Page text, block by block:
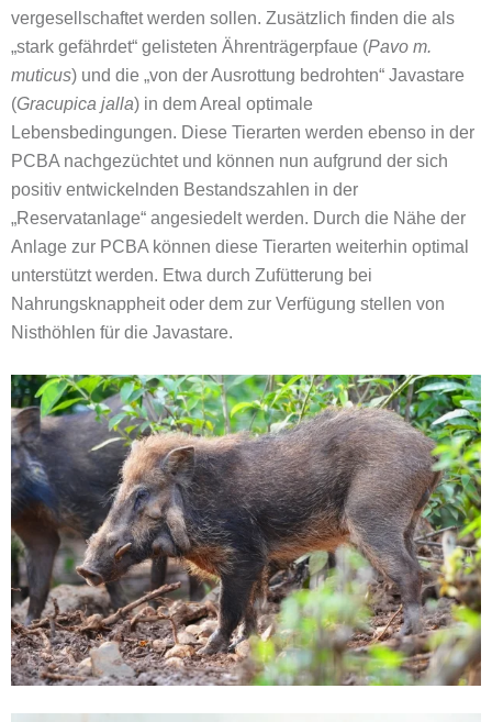
vergesellschaftet werden sollen. Zusätzlich finden die als
„stark gefährdet“ gelisteten Ährenträgerpfaue (Pavo m.
muticus) und die „von der Ausrottung bedrohten“ Javastare
(Gracupica jalla) in dem Areal optimale
Lebensbedingungen. Diese Tierarten werden ebenso in der
PCBA nachgezüchtet und können nun aufgrund der sich
positiv entwickelnden Bestandszahlen in der
„Reservatanlage“ angesiedelt werden. Durch die Nähe der
Anlage zur PCBA können diese Tierarten weiterhin optimal
unterstützt werden. Etwa durch Zufütterung bei
Nahrungsknappheit oder dem zur Verfügung stellen von
Nisthöhlen für die Javastare.